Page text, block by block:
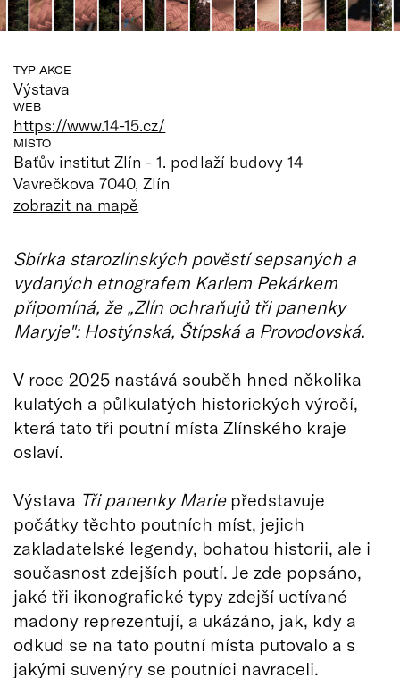
TYP AKCE
Výstava
WEB
https://www.14-15.cz/
MÍSTO
Baťův institut Zlín - 1. podlaží budovy 14
Vavrečkova 7040, Zlín
zobrazit na mapě
Sbírka starozlínských pověstí sepsaných a
vydaných etnografem Karlem Pekárkem
připomíná, že „Zlín ochraňujů tři panenky
Maryje": Hostýnská, Štípská a Provodovská.
V roce 2025 nastává souběh hned několika
kulatých a půlkulatých historických výročí,
která tato tři poutní místa Zlínského kraje
oslaví.
Výstava Tři panenky Mariepředstavuje
počátky těchto poutních míst, jejich
zakladatelské legendy, bohatou historii, ale i
současnost zdejších poutí. Je zde popsáno,
jaké tři ikonografické typy zdejší uctívané
madony reprezentují, a ukázáno, jak, kdy a
odkud se na tato poutní místa putovalo a s
jakými suvenýry se poutníci navraceli.